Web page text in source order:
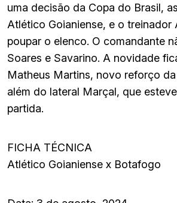
uma decisão da Copa do Brasil,
Atlético Goianiense, e o treinador
poupar o elenco. O comandante
Soares e Savarino. A novidade
Matheus Martins, novo reforço
além do lateral Marçal, que
partida.
FICHA TÉCNICA
Atlético Goianiense x Botafogo